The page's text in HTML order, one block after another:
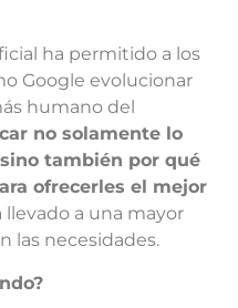
ha permitido a los
Google evolucionar
humano del
no solamente lo
también por qué
ofrecerles el mejor
llevado a una mayor
las necesidades.